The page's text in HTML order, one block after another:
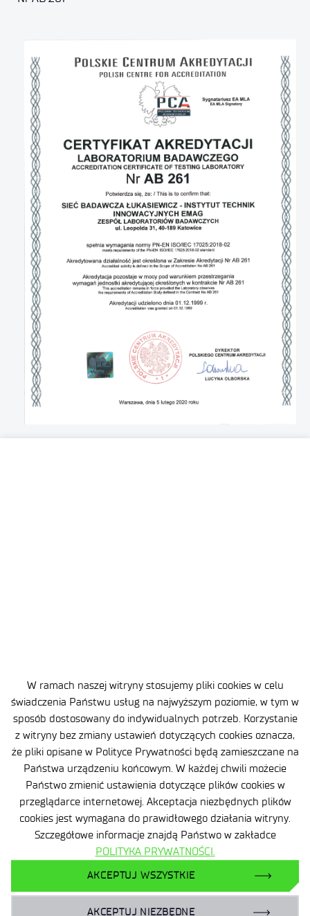
W ramach naszej witryny stosujemy pliki cookies w celu
świadczenia Państwu usług na najwyższym poziomie, w tym w
sposób dostosowany do indywidualnych potrzeb. Korzystanie
z witryny bez zmiany ustawień dotyczących cookies oznacza,
że pliki opisane w Polityce Prywatności będą zamieszczane na
Państwa urządzeniu końcowym. W każdej chwili możecie
Państwo zmienić ustawienia dotyczące plików cookies w
przeglądarce internetowej. Akceptacja niezbędnych plików
cookies jest wymagana do prawidłowego działania witryny.
Szczegółowe informacje znajdą Państwo w zakładce
POLITYKA PRYWATNOŚCI.
AKCEPTUJ WSZYSTKIE
AKCEPTUJ NIEZBĘDNE